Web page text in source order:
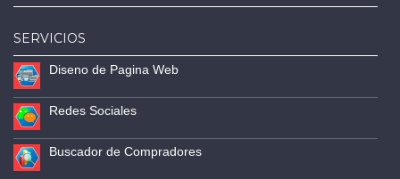
SERVICIOS
Diseno de Pagina Web
Redes Sociales
Buscador de Compradores